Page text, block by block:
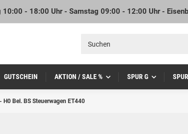
10:00 - 18:00 Uhr - Samstag 09:00 - 12:00 Uhr -
GUTSCHEIN AKTION / SALE % SPUR G
H0 Bel. BS Steuerwagen ET440